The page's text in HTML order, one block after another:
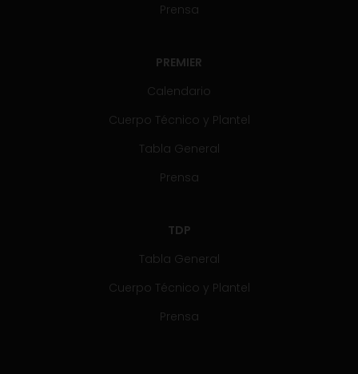
Prensa
PREMIER
Calendario
Cuerpo Técnico y Plantel
Tabla General
Prensa
TDP
Tabla General
Cuerpo Técnico y Plantel
Prensa